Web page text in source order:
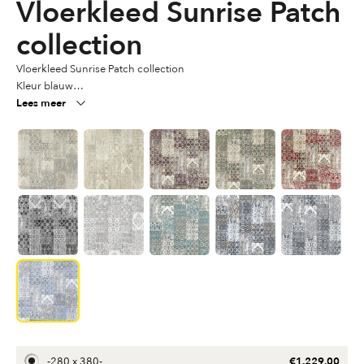
Vloerkleed Sunrise Patch
collection
Vloerkleed Sunrise Patch collection
Kleur blauw
Diverse maten beschikbaar
Lees meer
-280 x 380- €1.229,00